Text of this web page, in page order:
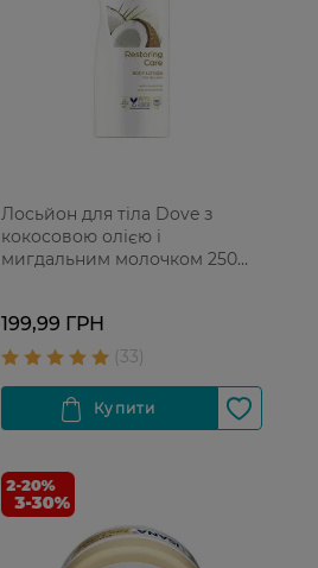
Лосьйон для тіла Dove з
кокосовою олією і
мигдальним молочком 250
199,99 ГРН